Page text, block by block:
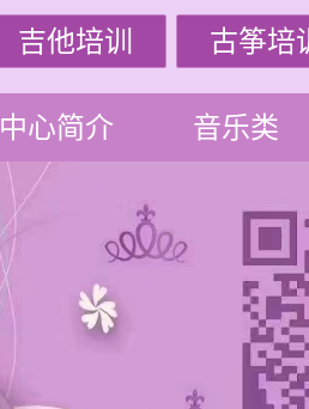
吉他培训 古筝培
中心简介 音乐类